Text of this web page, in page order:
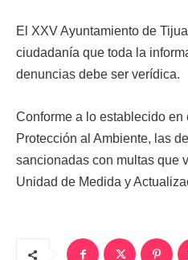
El XXV Ayuntamiento de
ciudadanía que toda la
denuncias debe ser verídica.
Conforme a lo establecido en
Protección al Ambiente, las
sancionadas con multas que
Unidad de Medida y